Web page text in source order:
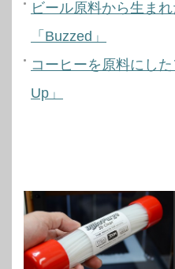
ビール原料から生ま
「Buzzed」
コーヒーを原料にし
Up」